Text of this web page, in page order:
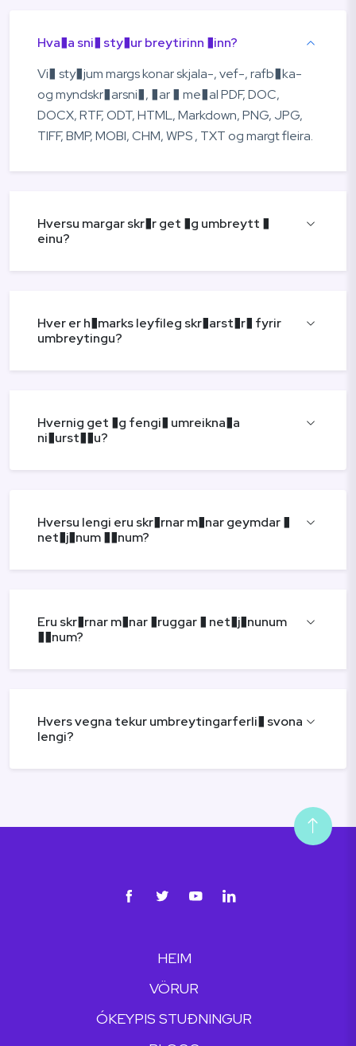
Hva�a sni� sty�ur breytirinn �inn?
Vi� sty�jum margs konar skjala-, vef-, rafb�ka-
og myndskr�arsni�, �ar � me�al PDF, DOC,
DOCX, RTF, ODT, HTML, Markdown, PNG, JPG,
TIFF, BMP, MOBI, CHM, WPS , TXT og margt fleira.
Hversu margar skr�r get �g umbreytt �
einu?
Hver er h�marks leyfileg skr�arst�r� fyrir
umbreytingu?
Hvernig get �g fengi� umreikna�a
ni�urst��u?
Hversu lengi eru skr�rnar m�nar geymdar �
net�j�num ��num?
Eru skr�rnar m�nar �ruggar � net�j�nunum
��num?
Hvers vegna tekur umbreytingarferli� svona
lengi?
HEIM
VÖRUR
ÓKEYPIS STUÐNINGUR